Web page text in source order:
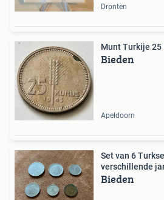
Dronten
Munt Turkije 25
Bieden
Apeldoorn
Set van 6
verschillende
Bieden